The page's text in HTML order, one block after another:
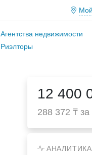
Агентства недвижимости
Риэлторы
12 400
288 372 ₸ за